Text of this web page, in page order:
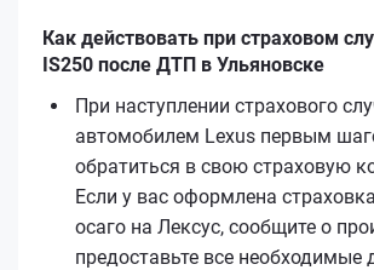
Как действовать при страховом
IS250 после ДТП в Ульяновске
При наступлении страхового
автомобилем Lexus первым
обратиться в свою страховую
Если у вас оформлена
осаго на Лексус, сообщите о
предоставьте все необходимые